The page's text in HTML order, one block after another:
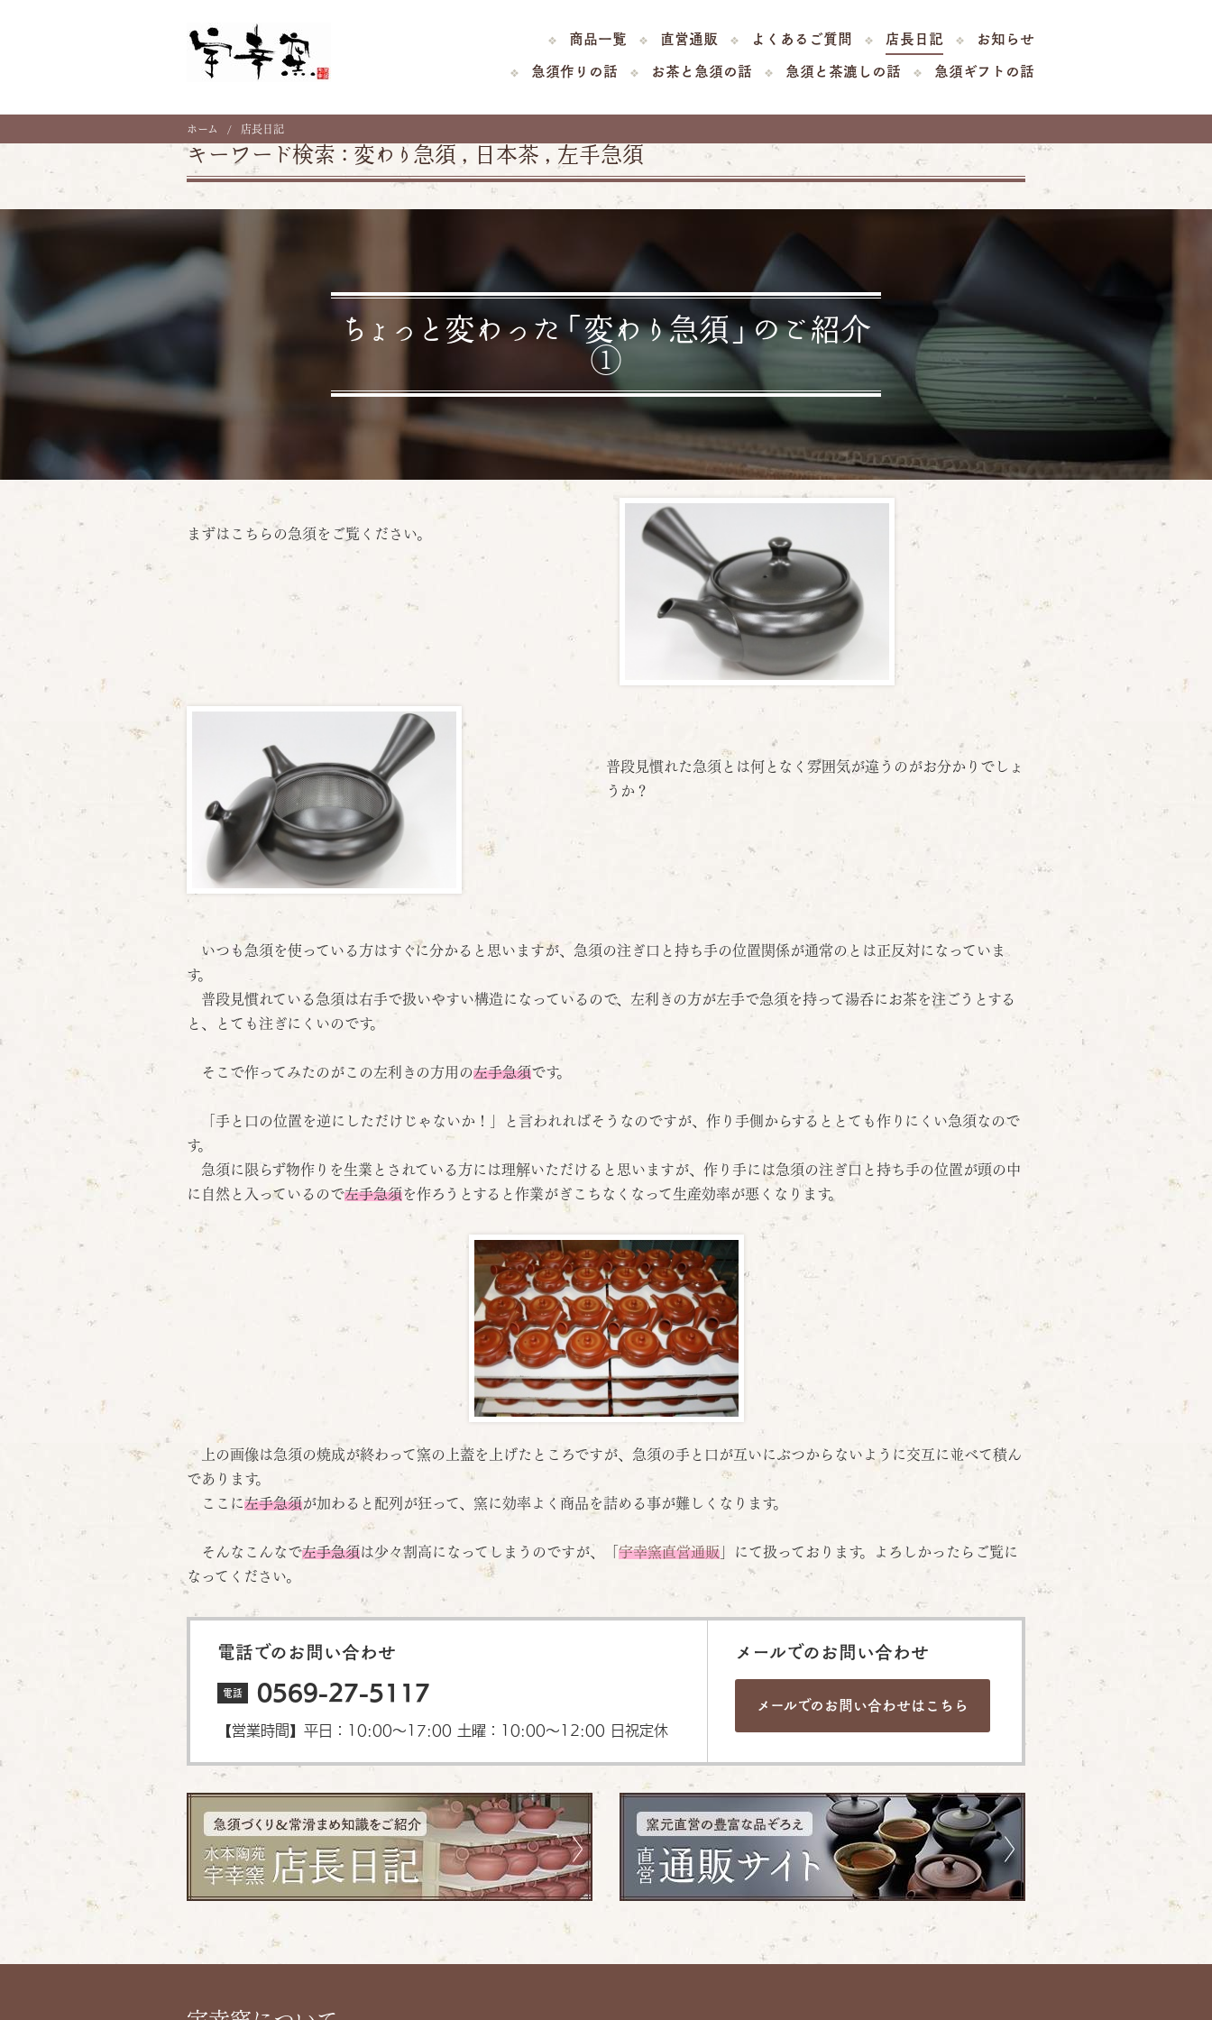
急須作りの話 お茶と急須の話 急須と茶漉しの話 急須ギフトの話
商品一覧 直営通販 よくあるご質問 店長日記 お知らせ
ホーム 店長日記
キーワード検索 : 変わり急須 , 日本茶 , 左手急須
ちょっと変わった「変わり急須」のご紹介
①
まずはこちらの急須をご覧ください。
普段見慣れた急須とは何となく雰囲気が違うのがお分かりでしょ
うか？
いつも急須を使っている方はすぐに分かると思いますが、急須の注ぎ口と持ち手の位置関係が通常のとは正反対になっていま
す。
普段見慣れている急須は右手で扱いやすい構造になっているので、左利きの方が左手で急須を持って湯呑にお茶を注ごうとする
と、とても注ぎにくいのです。
そこで作ってみたのがこの左利きの方用の左手急須です。
「手と口の位置を逆にしただけじゃないか！」と言われればそうなのですが、作り手側からするととても作りにくい急須なので
す。
急須に限らず物作りを生業とされている方には理解いただけると思いますが、作り手には急須の注ぎ口と持ち手の位置が頭の中
に自然と入っているので左手急須を作ろうとすると作業がぎこちなくなって生産効率が悪くなります。
上の画像は急須の焼成が終わって窯の上蓋を上げたところですが、急須の手と口が互いにぶつからないように交互に並べて積ん
であります。
ここに左手急須が加わると配列が狂って、窯に効率よく商品を詰める事が難しくなります。
そんなこんなで左手急須は少々割高になってしまうのですが、「 宇幸窯直営通販 」にて扱っております。よろしかったらご覧に
なってください。
電話でのお問い合わせ
電話 0569-27-5117
【営業時間】平日：10:00〜17:00 土曜：10:00〜12:00 日祝定休
メールでのお問い合わせ
メールでのお問い合わせは こちら